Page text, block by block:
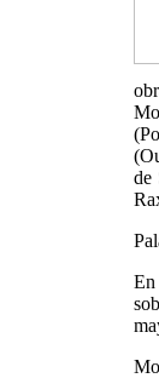
de
En